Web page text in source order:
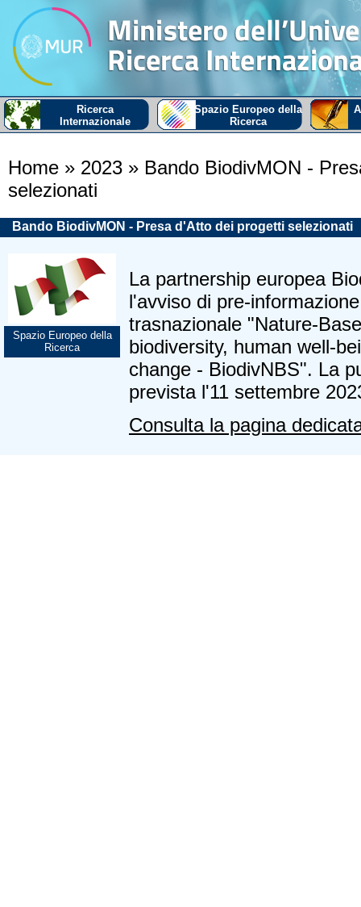
Ricerca
Internazionale
Spazio Europeo della
Ricerca
Home » 2023 » Bando BiodivMON -
selezionati
Bando BiodivMON - Presa d'Atto dei progetti selezionati
Spazio Europeo della
Ricerca
La partnership europea
l'avviso di pre-
trasnazionale "Nature-
biodiversity, human well-
change - BiodivNBS". La
prevista l'11 settembre
Consulta la pagina